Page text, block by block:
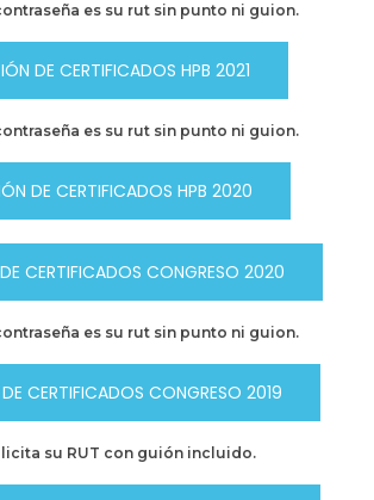
es su rut sin punto ni guion.
DE CERTIFICADOS HPB 2021
es su rut sin punto ni guion.
DE CERTIFICADOS HPB 2020
CERTIFICADOS CONGRESO 2020
es su rut sin punto ni guion.
CERTIFICADOS CONGRESO 2019
su RUT con guión incluido.